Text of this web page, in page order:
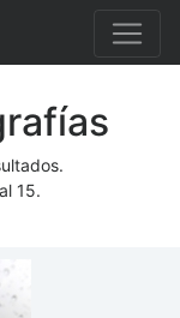
15.